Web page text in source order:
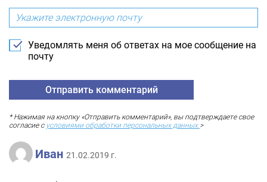
Уведомлять меня об ответах на мое сообщение на
почту
* Нажимая на кнопку «Отправить комментарий», вы подтверждаете свое
согласие с условиями обработки персональных данных.>
Иван 21.02.2019 г.